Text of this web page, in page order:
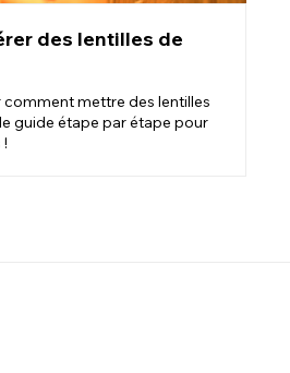
des lentilles de
comment mettre des lentilles
guide étape par étape pour